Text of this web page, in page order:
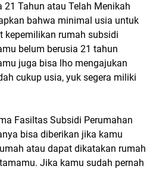
21 Tahun atau Telah Menikah
bahwa minimal usia untuk
kepemilikan rumah subsidi
belum berusia 21 tahun
juga bisa lho mengajukan
cukup usia, yuk segera miliki
Fasiltas Subsidi Perumahan
bisa diberikan jika kamu
atau dapat dikatakan rumah
Jika kamu sudah pernah